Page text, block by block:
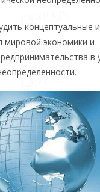
концептуальные
мировой̆ экономики и
в